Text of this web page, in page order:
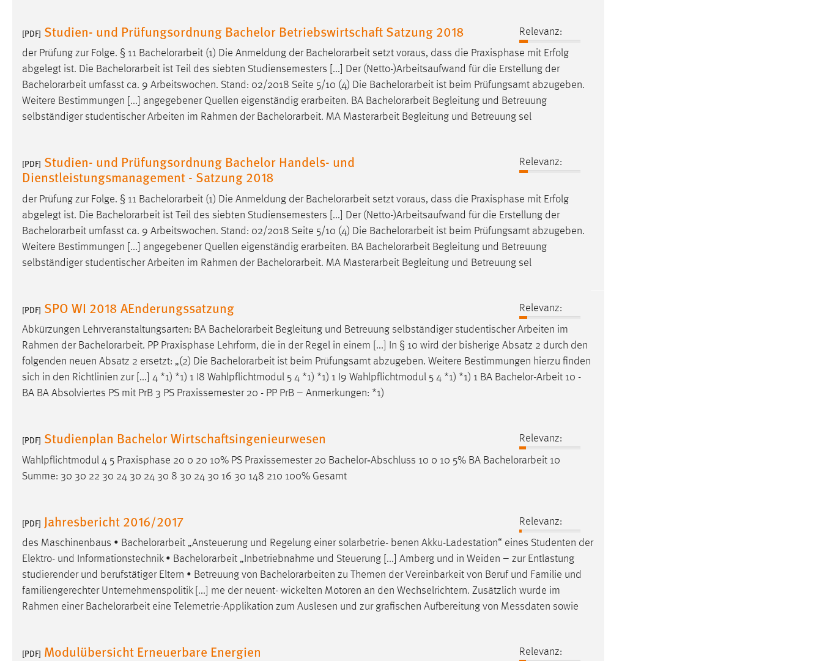
[PDF] Studien- und Prüfungsordnung Bachelor Betriebswirtschaft Satzung 2018
Relevanz:
der Prüfung zur Folge. § 11 Bachelorarbeit (1) Die Anmeldung der Bachelorarbeit setzt voraus, dass die Praxisphase mit Erfolg
abgelegt ist. Die Bachelorarbeit ist Teil des siebten Studiensemesters [...] Der (Netto-)Arbeitsaufwand für die Erstellung der
Bachelorarbeit umfasst ca. 9 Arbeitswochen. Stand: 02/2018 Seite 5/10 (4) Die Bachelorarbeit ist beim Prüfungsamt abzugeben.
Weitere Bestimmungen [...] angegebener Quellen eigenständig erarbeiten. BA Bachelorarbeit Begleitung und Betreuung
selbständiger studentischer Arbeiten im Rahmen der Bachelorarbeit. MA Masterarbeit Begleitung und Betreuung sel
[PDF] Studien- und Prüfungsordnung Bachelor Handels- und
Dienstleistungsmanagement - Satzung 2018
Relevanz:
der Prüfung zur Folge. § 11 Bachelorarbeit (1) Die Anmeldung der Bachelorarbeit setzt voraus, dass die Praxisphase mit Erfolg
abgelegt ist. Die Bachelorarbeit ist Teil des siebten Studiensemesters [...] Der (Netto-)Arbeitsaufwand für die Erstellung der
Bachelorarbeit umfasst ca. 9 Arbeitswochen. Stand: 02/2018 Seite 5/10 (4) Die Bachelorarbeit ist beim Prüfungsamt abzugeben.
Weitere Bestimmungen [...] angegebener Quellen eigenständig erarbeiten. BA Bachelorarbeit Begleitung und Betreuung
selbständiger studentischer Arbeiten im Rahmen der Bachelorarbeit. MA Masterarbeit Begleitung und Betreuung sel
[PDF] SPO WI 2018 AEnderungssatzung
Relevanz:
Abkürzungen Lehrveranstaltungsarten: BA Bachelorarbeit Begleitung und Betreuung selbständiger studentischer Arbeiten im
Rahmen der Bachelorarbeit. PP Praxisphase Lehrform, die in der Regel in einem [...] In § 10 wird der bisherige Absatz 2 durch den
folgenden neuen Absatz 2 ersetzt: „(2) Die Bachelorarbeit ist beim Prüfungsamt abzugeben. Weitere Bestimmungen hierzu finden
sich in den Richtlinien zur [...] 4 *1) *1) 1 I8 Wahlpflichtmodul 5 4 *1) *1) 1 I9 Wahlpflichtmodul 5 4 *1) *1) 1 BA Bachelor-Arbeit 10 -
BA BA Absolviertes PS mit PrB 3 PS Praxissemester 20 - PP PrB – Anmerkungen: *1)
[PDF] Studienplan Bachelor Wirtschaftsingenieurwesen
Relevanz:
Wahlpflichtmodul 4 5 Praxisphase 20 0 20 10% PS Praxissemester 20 Bachelor‐Abschluss 10 0 10 5% BA Bachelorarbeit 10
Summe: 30 30 22 30 24 30 24 30 8 30 24 30 16 30 148 210 100% Gesamt
[PDF] Jahresbericht 2016/2017
Relevanz:
des Maschinenbaus • Bachelorarbeit „Ansteuerung und Regelung einer solarbetrie- benen Akku-Ladestation“ eines Studenten der
Elektro- und Informationstechnik • Bachelorarbeit „Inbetriebnahme und Steuerung [...] Amberg und in Weiden – zur Entlastung
studierender und berufstätiger Eltern • Betreuung von Bachelorarbeiten zu Themen der Vereinbarkeit von Beruf und Familie und
familiengerechter Unternehmenspolitik [...] me der neuent- wickelten Motoren an den Wechselrichtern. Zusätzlich wurde im
Rahmen einer Bachelorarbeit eine Telemetrie-Applikation zum Auslesen und zur grafischen Aufbereitung von Messdaten sowie
[PDF] Modulübersicht Erneuerbare Energien
Relevanz:
Name: site-language-preference
Zweck:
Das Cookie speichert die gewählte
Sprache der Website.
Chat
MibewSessionID, MIBEW_UserID,
mibew_locale, mibew-chat-frame-style-
5e9dbeb1811c0446
Zweck:
Wird benötigt um die Chatfunktion
nutzen zu können.
Cookie Laufzeit:
Jahre, MIBEW_UserID = 1 Jahr
Login
Name: fe_user, be_user, be_lastLoginProvider
Zweck:
Dieser Cookie ist notwendig um sich an
STATISTIK
unsere Besucher unsere Website nutzen.
Matomo
Name: _pk_ref, _pk_cvar, _pk_id, _pk_ses
Zweck: Zugriffsstatistik